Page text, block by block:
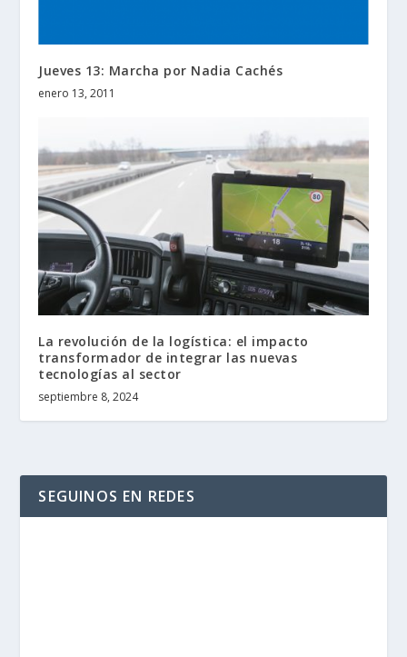
Jueves 13: Marcha por Nadia Cachés
enero 13, 2011
La revolución de la logística: el impacto
transformador de integrar las nuevas
tecnologías al sector
septiembre 8, 2024
SEGUINOS EN REDES